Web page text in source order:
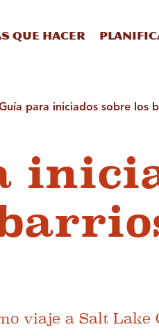
que hacer
para iniciados sobre los
viaje a Salt Lake